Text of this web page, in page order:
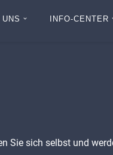
INFO-CENTER
Sie sich selbst und